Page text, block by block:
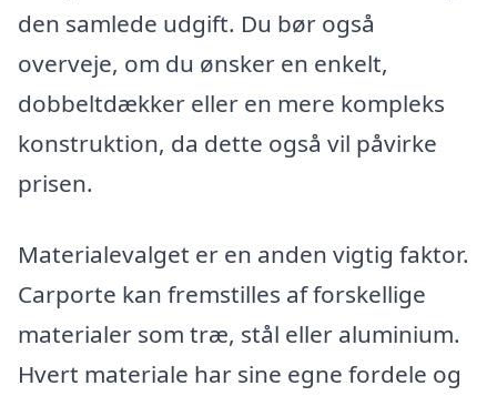
den samlede udgift. Du bør også
overveje, om du ønsker en enkelt,
dobbeltdækker eller en mere kompleks
konstruktion, da dette også vil påvirke
prisen.
Materialevalget er en anden vigtig faktor.
Carporte kan fremstilles af forskellige
materialer som træ, stål eller aluminium.
Hvert materiale har sine egne fordele og